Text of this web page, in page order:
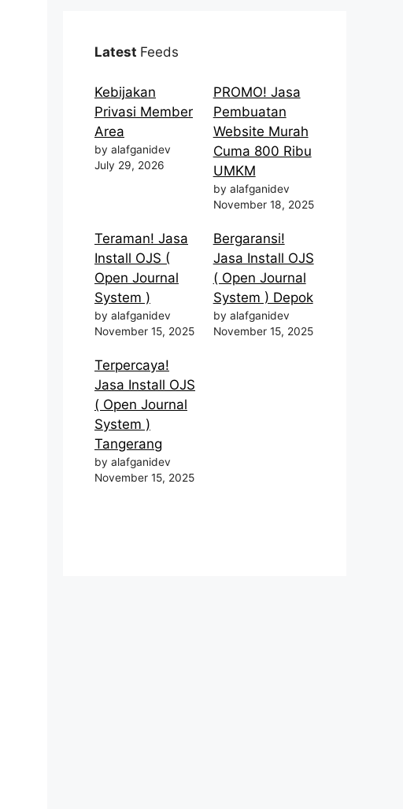
Latest Feeds
Kebijakan
Privasi Member
Area
by alafganidev
July 29, 2026
PROMO! Jasa
Pembuatan
Website Murah
Cuma 800 Ribu
UMKM
by alafganidev
November 18, 2025
Teraman! Jasa
Install OJS (
Open Journal
System )
by alafganidev
November 15, 2025
Bergaransi!
Jasa Install OJS
( Open Journal
System ) Depok
by alafganidev
November 15, 2025
Terpercaya!
Jasa Install OJS
( Open Journal
System )
Tangerang
by alafganidev
November 15, 2025